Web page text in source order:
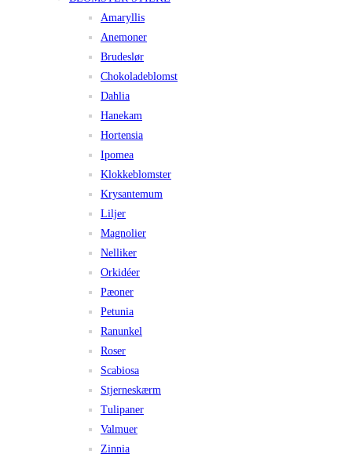
Amaryllis
Anemoner
Brudeslør
Chokoladeblomst
Dahlia
Hanekam
Hortensia
Ipomea
Klokkeblomster
Krysantemum
Liljer
Magnolier
Nelliker
Orkidéer
Pæoner
Petunia
Ranunkel
Roser
Scabiosa
Stjerneskærm
Tulipaner
Valmuer
Zinnia